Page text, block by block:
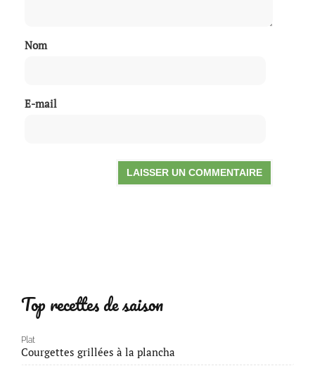
Nom
E-mail
Top recettes de saison
Plat
Courgettes grillées à la plancha